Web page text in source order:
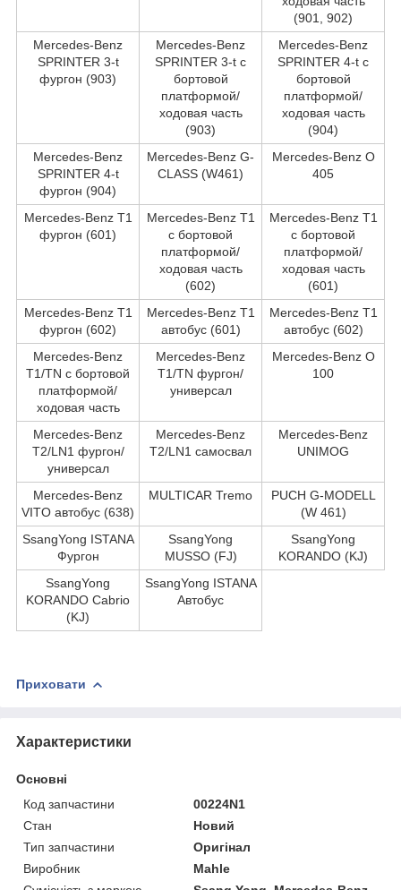
(901, 902)
Mercedes-Benz
SPRINTER 3-t
фургон (903)
Mercedes-Benz
SPRINTER 3-t c
бортовой
платформой/
ходовая часть
(903)
Mercedes-Benz
SPRINTER 4-t c
бортовой
платформой/
ходовая часть
(904)
Mercedes-Benz
SPRINTER 4-t
фургон (904)
Mercedes-Benz G-
CLASS (W461)
Mercedes-Benz O
405
Mercedes-Benz T1
фургон (601)
Mercedes-Benz T1
c бортовой
платформой/
ходовая часть
(602)
Mercedes-Benz T1
c бортовой
платформой/
ходовая часть
(601)
Mercedes-Benz T1
фургон (602)
Mercedes-Benz T1
автобус (601)
Mercedes-Benz T1
автобус (602)
Mercedes-Benz
T1/TN c бортовой
платформой/
ходовая часть
Mercedes-Benz
T1/TN фургон/
универсал
Mercedes-Benz O
100
Mercedes-Benz
T2/LN1 фургон/
универсал
Mercedes-Benz
T2/LN1 самосвал
Mercedes-Benz
UNIMOG
Mercedes-Benz
VITO автобус (638)
MULTICAR Tremo
PUCH G-MODELL
(W 461)
SsangYong ISTANA
Фургон
SsangYong
MUSSO (FJ)
SsangYong
KORANDO (KJ)
SsangYong
KORANDO Cabrio
(KJ)
SsangYong ISTANA
Автобус
Приховати
Характеристики
Основні
Код запчастини
00224N1
Стан
Новий
Тип запчастини
Оригінал
Виробник
Mahle